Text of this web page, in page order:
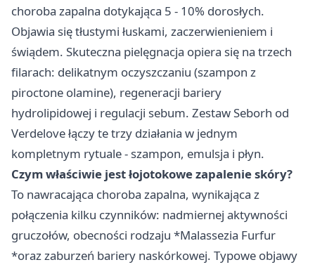
choroba zapalna dotykająca 5 - 10% dorosłych.
Objawia się tłustymi łuskami, zaczerwienieniem i
świądem. Skuteczna pielęgnacja opiera się na trzech
filarach: delikatnym oczyszczaniu (szampon z
piroctone olamine), regeneracji bariery
hydrolipidowej i regulacji sebum. Zestaw Seborh od
Verdelove łączy te trzy działania w jednym
kompletnym rytuale - szampon, emulsja i płyn.
Czym właściwie jest łojotokowe zapalenie skóry?
To nawracająca choroba zapalna, wynikająca z
połączenia kilku czynników: nadmiernej aktywności
gruczołów, obecności rodzaju *Malassezia Furfur
*oraz zaburzeń bariery naskórkowej. Typowe objawy